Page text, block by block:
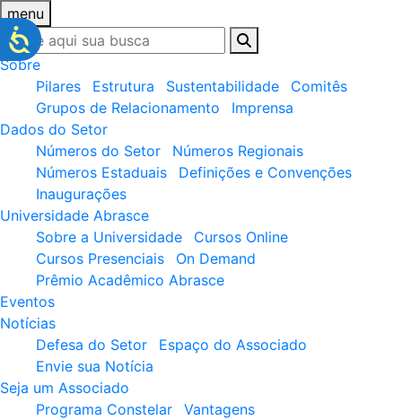
menu
Sobre
Pilares
Estrutura Sustentabilidade
Comitês
Grupos de Relacionamento
Imprensa
Dados do Setor
Números do Setor
Números Regionais
Números Estaduais
Definições e Convenções
Inaugurações
Universidade Abrasce
Sobre a Universidade
Cursos Online
Cursos Presenciais
On Demand
Prêmio Acadêmico Abrasce
Eventos
Notícias
Defesa do Setor
Espaço do Associado
Envie sua Notícia
Seja um Associado
Programa Constelar
Vantagens